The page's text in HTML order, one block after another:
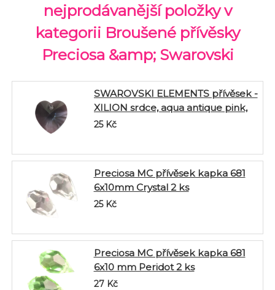
nejprodávanější položky v
kategorii Broušené přívěsky
Preciosa &amp; Swarovski
SWAROVSKI ELEMENTS přívěsek -
XILION srdce, aqua antique pink,
14,4x14mm
25 Kč
Preciosa MC přívěsek kapka 681
6x10mm Crystal 2 ks
25 Kč
Preciosa MC přívěsek kapka 681
6x10 mm Peridot 2 ks
27 Kč